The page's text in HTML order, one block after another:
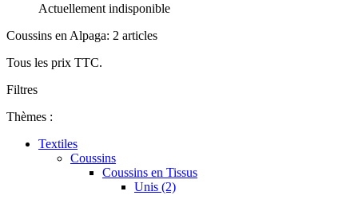
Actuellement indisponible
Coussins en Alpaga: 2 articles
Tous les prix TTC.
Filtres
Thèmes :
Textiles
Coussins
Coussins en Tissus
Unis (2)